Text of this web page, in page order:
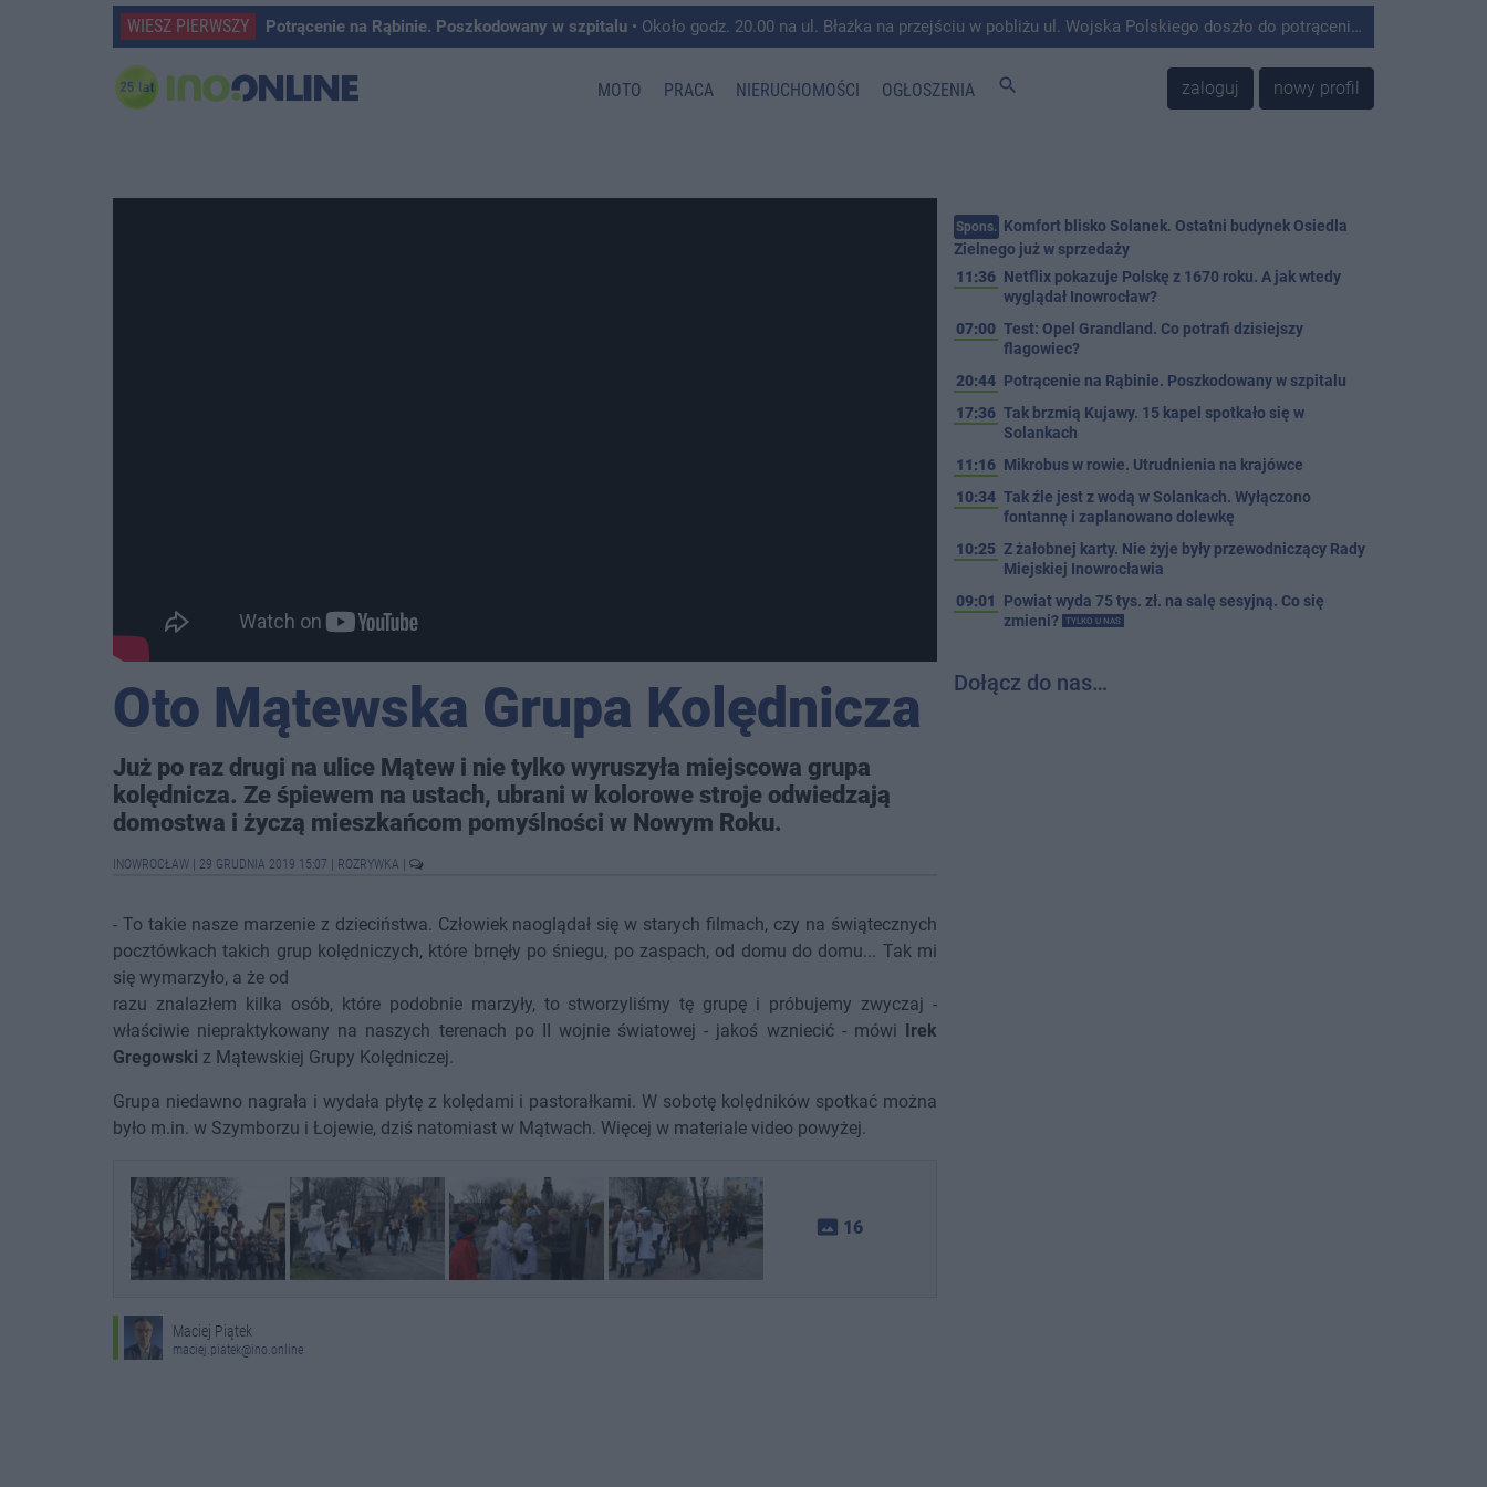
WIESZ PIERWSZY Potrącenie na Rąbinie. Poszkodowany w szpitalu • Około godz. 20.00 na ul. Błażka na przejściu w pobliżu ul. Wojska Polskiego doszło do potrącenia mężczyzny przez kierującego Mercedesem.
MOTO PRACA NIERUCHOMOŚCI OGŁOSZENIA search zaloguj nowy profil
Oto Mątewska Grupa Kolędnicza
Już po raz drugi na ulice Mątew i nie tylko wyruszyła miejscowa grupa
kolędnicza. Ze śpiewem na ustach, ubrani w kolorowe stroje odwiedzają
domostwa i życzą mieszkańcom pomyślności w Nowym Roku.
INOWROCŁAW 29 GRUDNIA 2019 15:07 ROZRYWKA
- To takie nasze marzenie z dzieciństwa. Człowiek naoglądał się w starych filmach, czy na świątecznych
pocztówkach takich grup kolędniczych, które brnęły po śniegu, po zaspach, od domu do domu... Tak mi
się wymarzyło, a że od
razu znalazłem kilka osób, które podobnie marzyły, to stworzyliśmy tę grupę i próbujemy zwyczaj -
właściwie niepraktykowany na naszych terenach po II wojnie światowej - jakoś wzniecić - mówi Irek
Gregowski z Mątewskiej Grupy Kolędniczej.
Grupa niedawno nagrała i wydała płytę z kolędami i pastorałkami. W sobotę kolędników spotkać można
było m.in. w Szymborzu i Łojewie, dziś natomiast w Mątwach. Więcej w materiale video powyżej.
photo_size_select_actual 16
Maciej Piątek
maciej.piatek@ino.online
Spons. Komfort blisko Solanek. Ostatni budynek Osiedla
Zielnego już w sprzedaży
11:36 Netflix pokazuje Polskę z 1670 roku. A jak wtedy
wyglądał Inowrocław?
07:00 Test: Opel Grandland. Co potrafi dzisiejszy
flagowiec?
20:44 Potrącenie na Rąbinie. Poszkodowany w szpitalu
17:36 Tak brzmią Kujawy. 15 kapel spotkało się w
Solankach
11:16 Mikrobus w rowie. Utrudnienia na krajówce
10:34 Tak źle jest z wodą w Solankach. Wyłączono
fontannę i zaplanowano dolewkę
10:25 Z żałobnej karty. Nie żyje były przewodniczący Rady
Miejskiej Inowrocławia
09:01
Powiat wyda 75 tys. zł. na salę sesyjną. Co się
zmieni?
TYLKO U NAS
Dołącz do nas…